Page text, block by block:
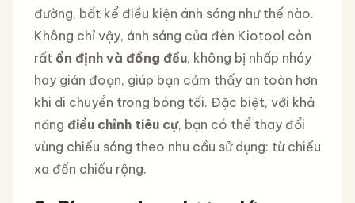
đường, bất kể điều kiện ánh sáng như thế nào.
Không chỉ vậy, ánh sáng của đèn Kiotool còn
rất ổn định và đồng đều, không bị nhấp nháy
hay gián đoạn, giúp bạn cảm thấy an toàn hơn
khi di chuyển trong bóng tối. Đặc biệt, với khả
năng điều chỉnh tiêu cự, bạn có thể thay đổi
vùng chiếu sáng theo nhu cầu sử dụng: từ chiếu
xa đến chiếu rộng.